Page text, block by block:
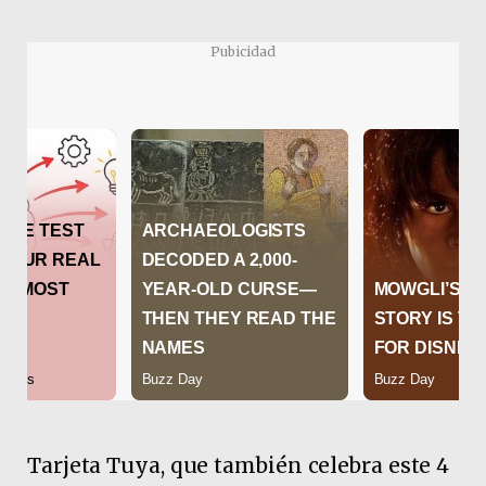
Pubicidad
Tarjeta Tuya, que también celebra este 4